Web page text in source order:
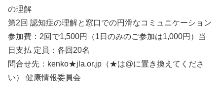
の理解
第2回 認知症の理解と窓口での円滑なコミュニケーション
参加費：2回で1,500円（1日のみのご参加は1,000円）当
日支払 定員：各回20名
問合せ先：kenko★jla.or.jp（★は@に置き換えてくださ
い） 健康情報委員会